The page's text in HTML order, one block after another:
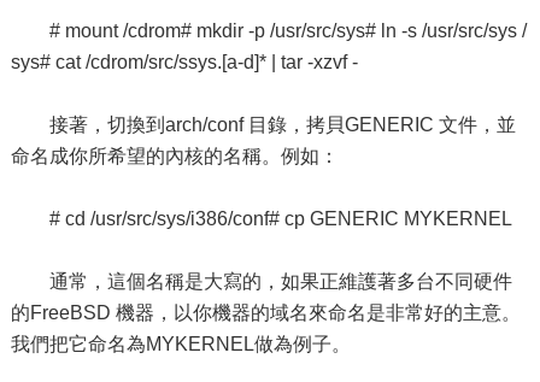
# mount /cdrom# mkdir -p /usr/src/sys# ln -s /usr/src/sys /
sys# cat /cdrom/src/ssys.[a-d]* | tar -xzvf -
接著，切換到arch/conf 目錄，拷貝GENERIC 文件，並
命名成你所希望的內核的名稱。例如：
# cd /usr/src/sys/i386/conf# cp GENERIC MYKERNEL
通常，這個名稱是大寫的，如果正維護著多台不同硬件
的FreeBSD 機器，以你機器的域名來命名是非常好的主意。
我們把它命名為MYKERNEL做為例子。